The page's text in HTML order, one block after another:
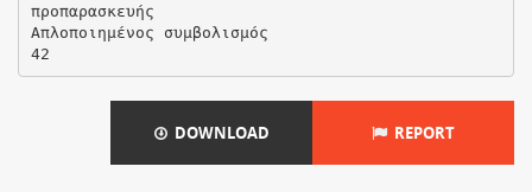
προπαρασκευής
Απλοποιηµένος συµβολισµός
DOWNLOAD REPORT